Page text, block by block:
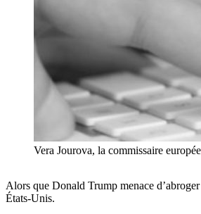
Vera Jourova, la commissaire
Alors que Donald Trump menace
États-Unis.